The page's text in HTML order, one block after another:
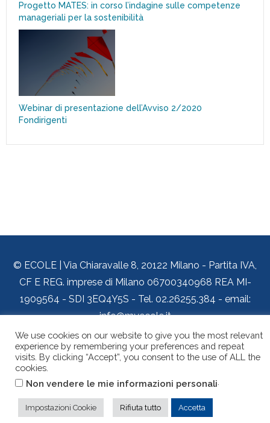
Progetto MATES: in corso l’indagine sulle competenze
manageriali per la sostenibilità
Webinar di presentazione dell’Avviso 2/2020
Fondirigenti
© ECOLE | Via Chiaravalle 8, 20122 Milano - Partita IVA,
CF E REG. imprese di Milano 06700340968 REA MI-
1909564 - SDI 3EQ4Y5S - Tel. 02.26255.384 - email:
info@myecole.it
Chi siamo Dove siamo
Privacy e Cookie Policy
Accessibilità
We use cookies on our website to give you the most relevant
experience by remembering your preferences and repeat
visits. By clicking “Accept”, you consent to the use of ALL the
cookies.
Non vendere le mie informazioni personali
Impostazioni Cookie Rifiuta tutto Accetta